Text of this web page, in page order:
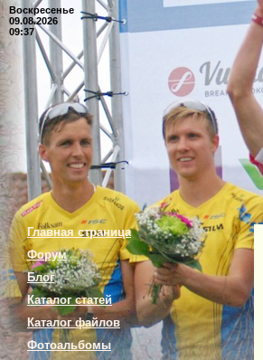
Воскресенье
09.08.2026
09:37
Главная страница
Форум
Блог
Каталог статей
Каталог файлов
Фотоальбомы